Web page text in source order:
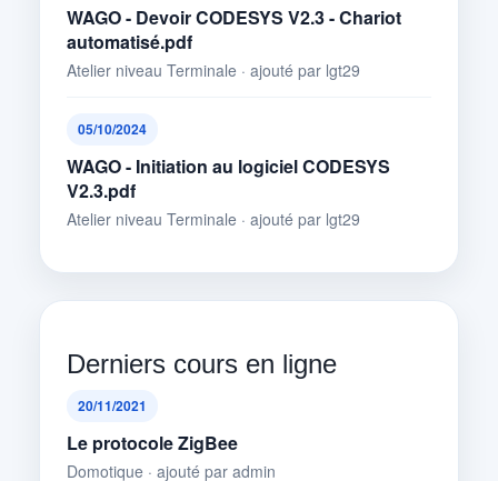
WAGO - Devoir CODESYS V2.3 - Chariot
automatisé.pdf
Atelier niveau Terminale · ajouté par lgt29
05/10/2024
WAGO - Initiation au logiciel CODESYS
V2.3.pdf
Atelier niveau Terminale · ajouté par lgt29
Derniers cours en ligne
20/11/2021
Le protocole ZigBee
Domotique · ajouté par admin